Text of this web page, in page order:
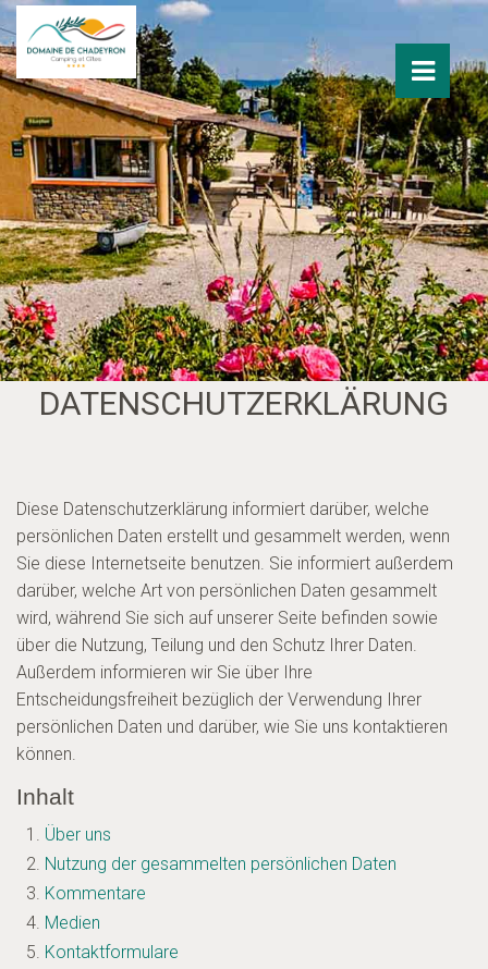
DATENSCHUTZERKLÄRUNG
Diese Datenschutzerklärung informiert darüber, welche
persönlichen Daten erstellt und gesammelt werden, wenn
Sie diese Internetseite benutzen. Sie informiert außerdem
darüber, welche Art von persönlichen Daten gesammelt
wird, während Sie sich auf unserer Seite befinden sowie
über die Nutzung, Teilung und den Schutz Ihrer Daten.
Außerdem informieren wir Sie über Ihre
Entscheidungsfreiheit bezüglich der Verwendung Ihrer
persönlichen Daten und darüber, wie Sie uns kontaktieren
können.
Inhalt
Über uns
Nutzung der gesammelten persönlichen Daten
Kommentare
Medien
Kontaktformulare